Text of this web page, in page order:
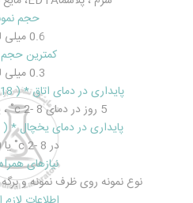
حجم
0.6 میلی لیتر
کمترین حجم
0.3 میلی لیتر
پایداری در دمای اتاق * ( 18-25 درجه سانتیگراد )
5 روز در دمای 8 -2 c˚ ، یک ماه در 20- c˚
پایداری در دمای یخچال * ( 2-8 درجه سانتیگراد )
در 8 -2 c˚ یا 20- c˚
نیازهای
نوع نمونه روی ظرف نمونه و